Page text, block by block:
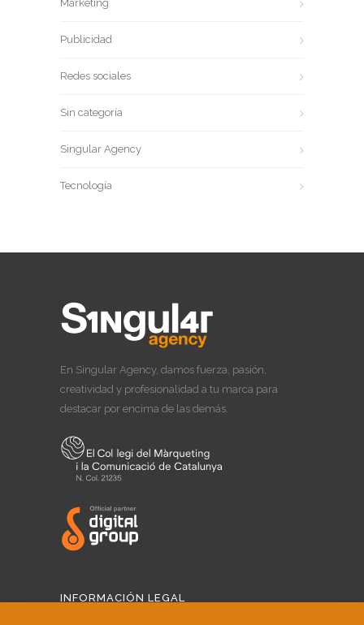
Marketing
Publicidad
Redes sociales
Sin categoría
Singular Agency
Tecnología
En Singular Agency, damos fuerza, pasión,
creatividad y profesionalidad a tu marca para
destacar por encima de las demás.
INFORMACIÓN LEGAL